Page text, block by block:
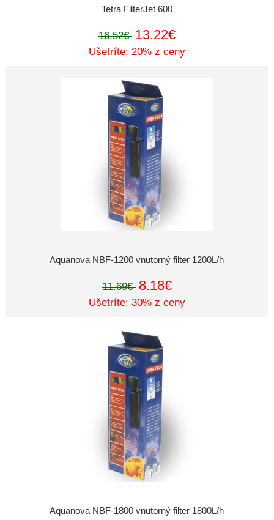
Tetra FilterJet 600
16.52€ 13.22€
Ušetríte: 20% z ceny
Aquanova NBF-1200 vnutorný filter 1200L/h
11.69€ 8.18€
Ušetríte: 30% z ceny
Aquanova NBF-1800 vnutorný filter 1800L/h